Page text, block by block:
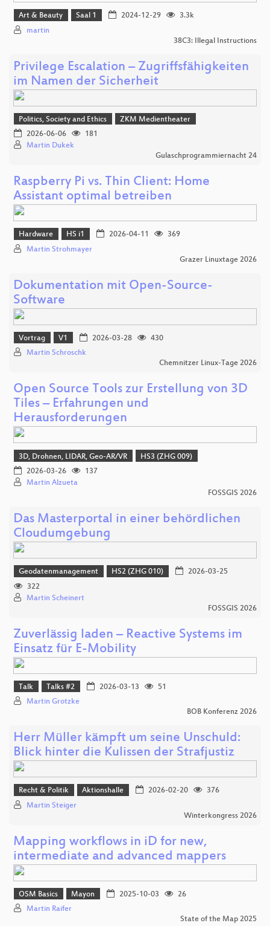
Art & Beauty Saal 1 2024-12-29
3.3k
martin
38C3: Illegal Instructions
Privilege Escalation – Zugriffsfähigkeiten
im Namen der Sicherheit
Politics, Society and Ethics
ZKM Medientheater
2026-06-06
181
Martin Dukek
Gulaschprogrammiernacht 24
Raspberry Pi vs. Thin Client: Home
Assistant optimal betreiben
Hardware HS i1 2026-04-11
369
Martin Strohmayer
Grazer Linuxtage 2026
Dokumentation mit Open-Source-
Software
Vortrag V1 2026-03-28
430
Martin Schroschk
Chemnitzer Linux-Tage 2026
Open Source Tools zur Erstellung von 3D
Tiles – Erfahrungen und
Herausforderungen
3D, Drohnen, LIDAR, Geo-AR/VR
HS3 (ZHG 009)
2026-03-26
137
Martin Alzueta
FOSSGIS 2026
Das Masterportal in einer behördlichen
Cloudumgebung
Geodatenmanagement HS2 (ZHG 010)
2026-03-25
322
Martin Scheinert
FOSSGIS 2026
Zuverlässig laden – Reactive Systems im
Einsatz für E-Mobility
Talk Talks #2 2026-03-13
51
Martin Grotzke
BOB Konferenz 2026
Herr Müller kämpft um seine Unschuld:
Blick hinter die Kulissen der Strafjustiz
Recht & Politik Aktionshalle 2026-02-20
376
Martin Steiger
Winterkongress 2026
Mapping workflows in iD for new,
intermediate and advanced mappers
OSM Basics Mayon 2025-10-03
26
Martin Raifer
State of the Map 2025